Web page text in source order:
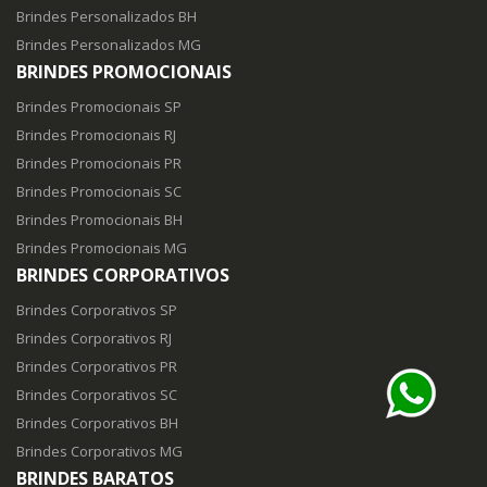
Brindes Personalizados BH
Brindes Personalizados MG
BRINDES PROMOCIONAIS
Brindes Promocionais SP
Brindes Promocionais RJ
Brindes Promocionais PR
Brindes Promocionais SC
Brindes Promocionais BH
Brindes Promocionais MG
BRINDES CORPORATIVOS
Brindes Corporativos SP
Brindes Corporativos RJ
Brindes Corporativos PR
Brindes Corporativos SC
Brindes Corporativos BH
Brindes Corporativos MG
BRINDES BARATOS